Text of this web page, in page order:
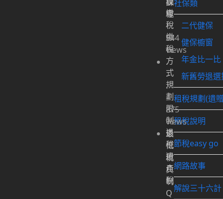
社保類
二代健保
健保櫥窗
年金比一比
新舊勞退選
租稅規劃(遺
租稅說明
節稅easy go
網路故事
解說三十六計
程
-
944
views
.
.
.
-
875
views
最
低
稅
負
制
Q
繳
稅
繳
稅
方
式
規
劃
限
制
退
稅
遺
產
稅